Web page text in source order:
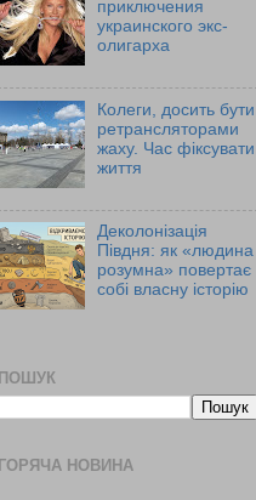
приключения
украинского экс-
олигарха
Колеги, досить бути
ретрансляторами
жаху. Час фіксувати
життя
Деколонізація
Півдня: як «людина
розумна» повертає
собі власну історію
ПОШУК
ГОРЯЧА НОВИНА